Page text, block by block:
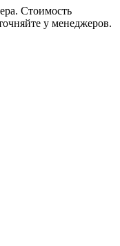
Стоимость
у менеджеров.